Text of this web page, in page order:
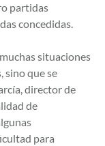
partidas
concedidas.
situaciones
sino que se
director de
de
para